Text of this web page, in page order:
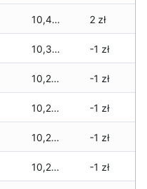
10,460 zł 2 zł
10,330 zł -1 zł
10,270 zł -1 zł
10,270 zł -1 zł
10,250 zł -1 zł
10,240 zł -1 zł